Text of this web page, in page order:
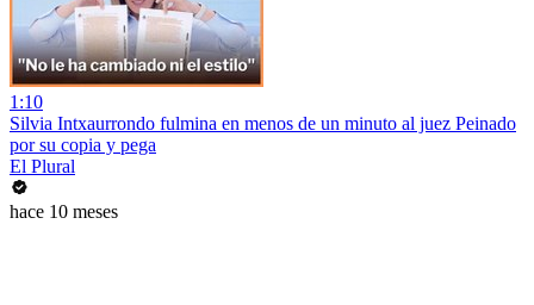
1:10
Silvia Intxaurrondo fulmina en menos de un minuto al juez Peinado
por su copia y pega
El Plural
hace 10 meses